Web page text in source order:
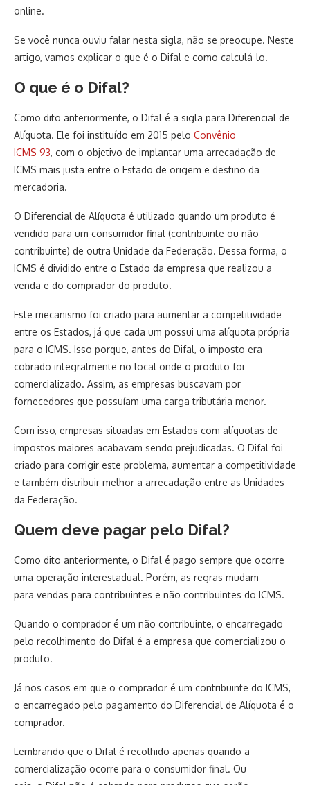
online.
Se você nunca ouviu falar nesta sigla, não se preocupe. Neste
artigo, vamos explicar o que é o Difal e como calculá-lo.
O que é o Difal?
Como dito anteriormente, o Difal é a sigla para Diferencial de
Alíquota. Ele foi instituído em 2015 pelo Convênio
ICMS 93, com o objetivo de implantar uma arrecadação de
ICMS mais justa entre o Estado de origem e destino da
mercadoria.
O Diferencial de Alíquota é utilizado quando um produto é
vendido para um consumidor final (contribuinte ou não
contribuinte) de outra Unidade da Federação. Dessa forma, o
ICMS é dividido entre o Estado da empresa que realizou a
venda e do comprador do produto.
Este mecanismo foi criado para aumentar a competitividade
entre os Estados, já que cada um possui uma alíquota própria
para o ICMS. Isso porque, antes do Difal, o imposto era
cobrado integralmente no local onde o produto foi
comercializado. Assim, as empresas buscavam por
fornecedores que possuíam uma carga tributária menor.
Com isso, empresas situadas em Estados com alíquotas de
impostos maiores acabavam sendo prejudicadas. O Difal foi
criado para corrigir este problema, aumentar a competitividade
e também distribuir melhor a arrecadação entre as Unidades
da Federação.
Quem deve pagar pelo Difal?
Como dito anteriormente, o Difal é pago sempre que ocorre
uma operação interestadual. Porém, as regras mudam
para vendas para contribuintes e não contribuintes do ICMS.
Quando o comprador é um não contribuinte, o encarregado
pelo recolhimento do Difal é a empresa que comercializou o
produto.
Já nos casos em que o comprador é um contribuinte do ICMS,
o encarregado pelo pagamento do Diferencial de Alíquota é o
comprador.
Lembrando que o Difal é recolhido apenas quando a
comercialização ocorre para o consumidor final. Ou